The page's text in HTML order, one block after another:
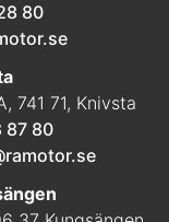
80
741 71, Knivsta
87 80